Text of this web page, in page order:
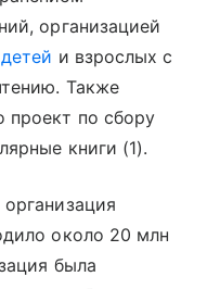
организацией
и взрослых с
Также
проект по сбору
книги (1).
около 20 млн
была